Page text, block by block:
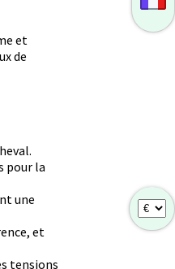
et
de
pour la
une
et
tensions